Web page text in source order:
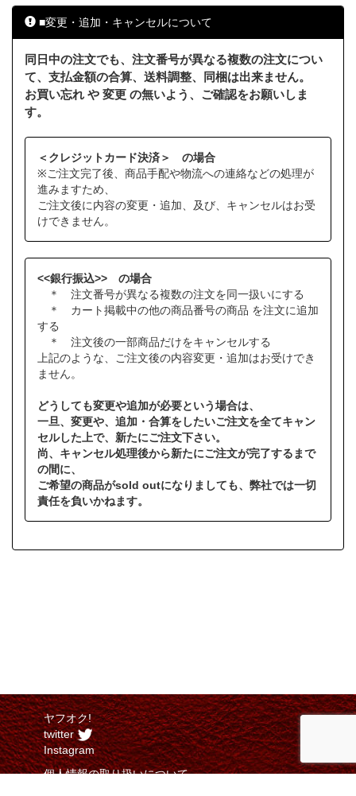
■変更・追加・キャンセルについて
同日中の注文でも、注文番号が異なる複数の注文につい
て、支払金額の合算、送料調整、同梱は出来ません。
お買い忘れ や 変更 の無いよう、ご確認をお願いしま
す。
＜クレジットカード決済＞ の場合
※ご注文完了後、商品手配や物流への連絡などの処理が
進みますため、
ご注文後に内容の変更・追加、及び、キャンセルはお受
けできません。
<<銀行振込>> の場合
＊ 注文番号が異なる複数の注文を同一扱いにする
＊ カート掲載中の他の商品番号の商品 を注文に追加
する
＊ 注文後の一部商品だけをキャンセルする
上記のような、ご注文後の内容変更・追加はお受けでき
ません。
どうしても変更や追加が必要という場合は、
一旦、変更や、追加・合算をしたいご注文を全てキャン
セルした上で、新たにご注文下さい。
尚、キャンセル処理後から新たにご注文が完了するまで
の間に、
ご希望の商品がsold outになりましても、弊社では一切
責任を負いかねます。
ヤフオク!
twitter
Instagram
個人情報の取り扱いについて